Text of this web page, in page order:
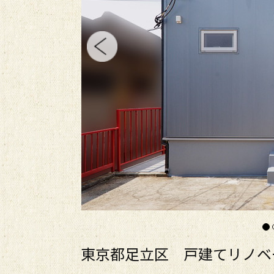
東京都足立区 戸建てリノ